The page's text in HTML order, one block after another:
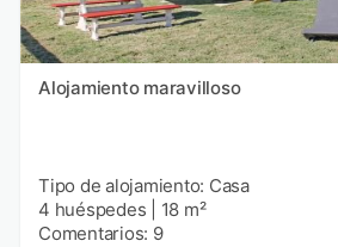
Alojamiento maravilloso
Tipo de alojamiento: Casa
4 huéspedes
18 m²
Comentarios: 9